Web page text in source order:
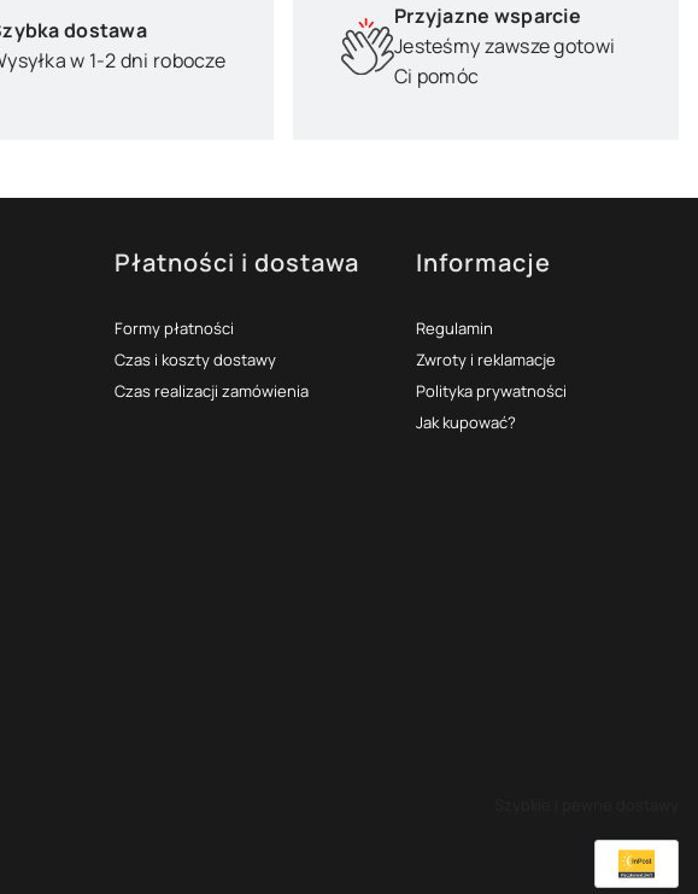
dostawa
w 1-2 dni robocze
Przyjazne wsparcie
Jesteśmy zawsze gotowi
Ci pomóc
Płatności i dostawa
Formy płatności
Czas i koszty dostawy
Czas realizacji zamówienia
Informacje
Regulamin
Zwroty i reklamacje
Polityka prywatności
Jak kupować?